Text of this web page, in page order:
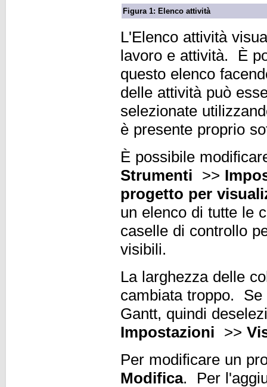
Figura 1: Elenco attività
L'Elenco attività
lavoro e attività. È
questo elenco
delle attività può
selezionate
è presente proprio
È possibile
Strumenti >>
progetto per
un elenco di tutte le
caselle di controllo
visibili.
La larghezza delle
cambiata troppo. Se
Gantt, quindi
Impostazioni >>
Per modificare un
Modifica. Per